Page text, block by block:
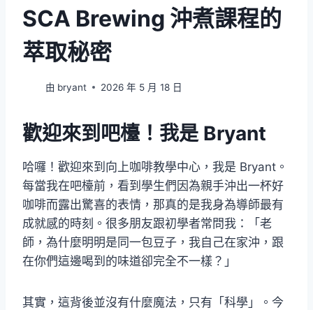
SCA Brewing 沖煮課程的
萃取秘密
由 bryant 2026 年 5 月 18 日
歡迎來到吧檯！我是 Bryant
哈囉！歡迎來到向上咖啡教學中心，我是 Bryant。
每當我在吧檯前，看到學生們因為親手沖出一杯好
咖啡而露出驚喜的表情，那真的是我身為導師最有
成就感的時刻。很多朋友跟初學者常問我：「老
師，為什麼明明是同一包豆子，我自己在家沖，跟
在你們這邊喝到的味道卻完全不一樣？」
其實，這背後並沒有什麼魔法，只有「科學」。今